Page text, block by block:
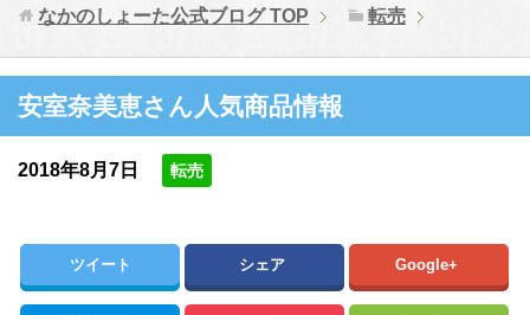
なかのしょーた公式ブログTOP 転売
安室奈美恵さん人気商品情報
2018年8月7日 転売
ツイート シェア Google+